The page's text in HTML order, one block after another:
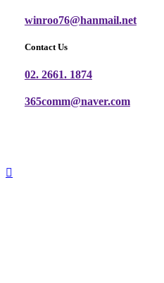
winroo76@hanmail.net
Contact Us
02. 2661. 1874
365comm@naver.com